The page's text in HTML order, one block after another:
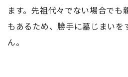
ます。先祖代々でない場合で
もあるため、勝手に墓じまいを
ん。